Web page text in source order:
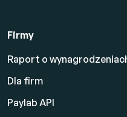
Firmy
Raport o
Dla firm
Paylab API